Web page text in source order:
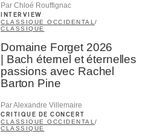
Par Chloé Rouffignac
INTERVIEW
CLASSIQUE OCCIDENTAL /
CLASSIQUE
Domaine Forget 2026
| Bach éternel et éternelles
passions avec Rachel
Barton Pine
Par Alexandre Villemaire
CRITIQUE DE CONCERT
CLASSIQUE OCCIDENTAL /
CLASSIQUE